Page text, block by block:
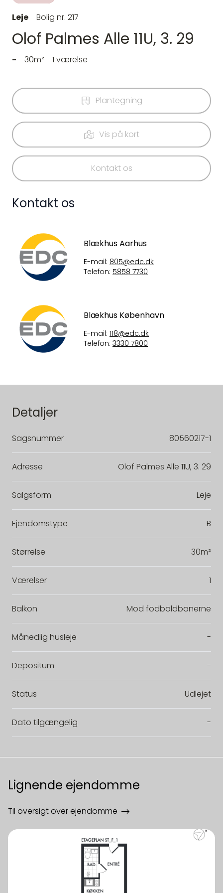
Leje Bolig nr. 217
Olof Palmes Alle 11U, 3. 29
- 30m² 1 værelse
Plantegning
Vis på kort
Kontakt os
Kontakt os
Blækhus Aarhus
E-mail: 805@edc.dk
Telefon: 5858 7730
Blækhus København
E-mail: 118@edc.dk
Telefon: 3330 7800
Detaljer
Sagsnummer 80560217-1
Adresse Olof Palmes Alle 11U, 3. 29
Salgsform Leje
Ejendomstype B
Størrelse 30m²
Værelser 1
Balkon Mod fodboldbanerne
Månedlig husleje -
Depositum -
Status Udlejet
Dato tilgængelig -
Lignende ejendomme
Til oversigt over ejendomme